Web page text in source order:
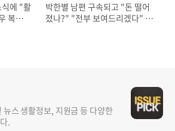
에 "활
복귀에
박한별 남편 구속되고 "돈 떨어
졌나?" "전부 보여드리겠다" 밝
뉴스 생활정보, 지원금 등 다양한
.